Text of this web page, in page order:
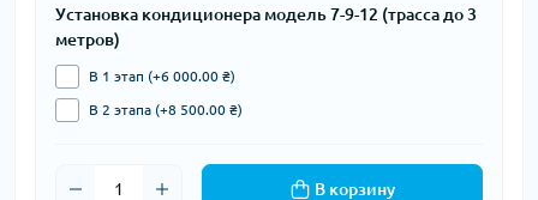
Установка кондиционера модель 7-9-12 (трасса до 3
метров)
В 1 этап (+6 000.00 ₴)
В 2 этапа (+8 500.00 ₴)
В корзину